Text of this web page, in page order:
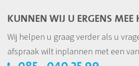
KUNNEN WIJ U ERGENS MEE
Wij helpen u graag verder als u
afspraak wilt inplannen met een